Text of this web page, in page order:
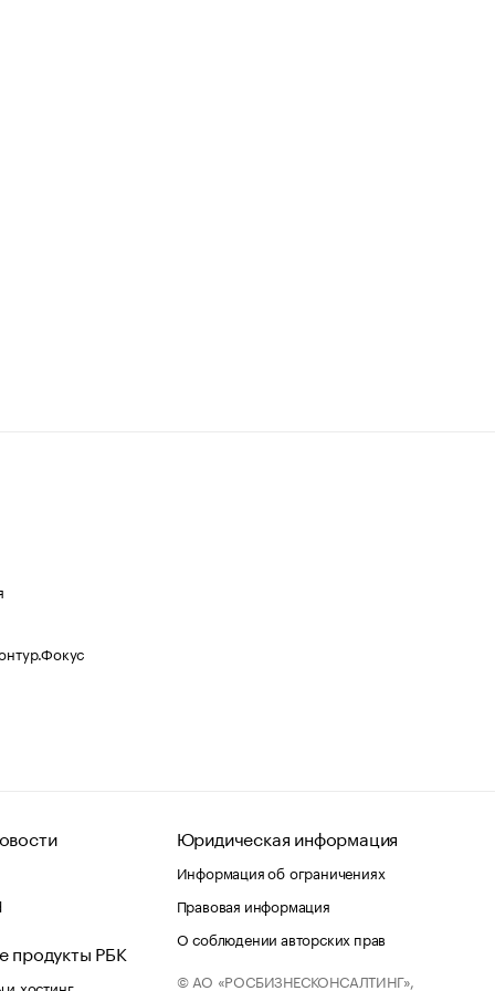
продукты РБК
хостинг
Юридическая информация
Информация об ограничениях
Правовая информация
О соблюдении авторских прав
© АО «РОСБИЗНЕСКОНСАЛТИНГ»,